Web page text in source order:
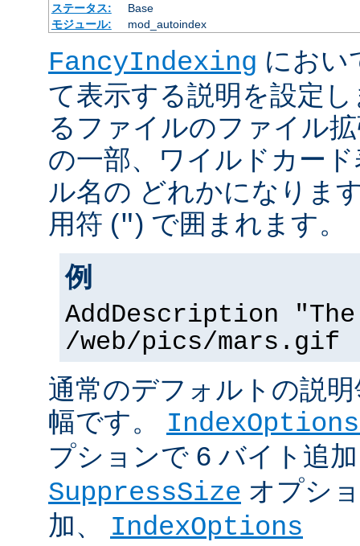
ステータス:
Base
モジュール:
mod_autoindex
FancyIndexing におい
て表示する説明を設定
るファイルのファイル
の一部、ワイルドカー
ル名の どれかになりま
用符 (") で囲まれます。
例
AddDescription
/web/pics/mars.gif
通常のデフォルトの説
幅です。
プションで 6 バイト追
SuppressSize オプシ
加、 IndexOptions